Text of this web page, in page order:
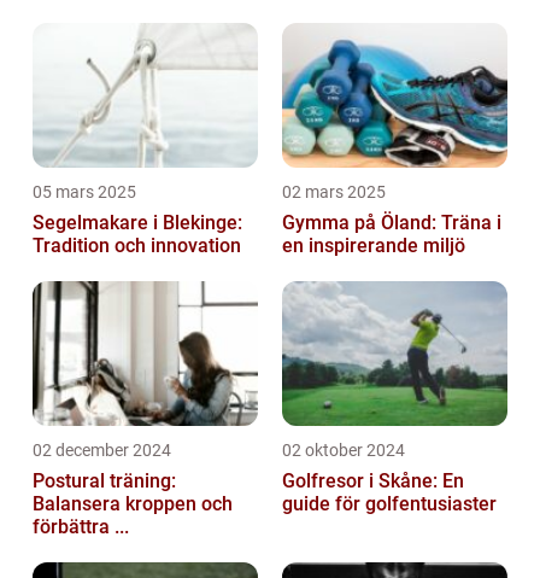
05 mars 2025
Segelmakare i Blekinge:
Tradition och innovation
02 mars 2025
Gymma på Öland: Träna i
en inspirerande miljö
02 december 2024
Postural träning:
Balansera kroppen och
förbättra ...
02 oktober 2024
Golfresor i Skåne: En
guide för golfentusiaster